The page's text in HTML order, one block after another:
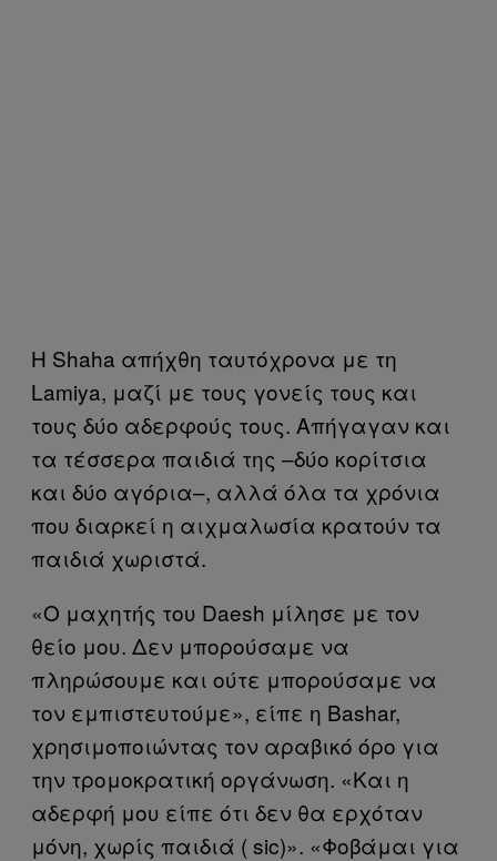
Η Shaha απήχθη ταυτόχρονα με τη
Lamiya, μαζί με τους γονείς τους και
τους δύο αδερφούς τους. Απήγαγαν και
τα τέσσερα παιδιά της –δύο κορίτσια
και δύο αγόρια–, αλλά όλα τα χρόνια
που διαρκεί η αιχμαλωσία κρατούν τα
παιδιά χωριστά.
«Ο μαχητής του Daesh μίλησε με τον
θείο μου. Δεν μπορούσαμε να
πληρώσουμε και ούτε μπορούσαμε να
τον εμπιστευτούμε», είπε η Bashar,
χρησιμοποιώντας τον αραβικό όρο για
την τρομοκρατική οργάνωση. «Και η
αδερφή μου είπε ότι δεν θα ερχόταν
μόνη, χωρίς παιδιά ( sic)». «Φοβάμαι για